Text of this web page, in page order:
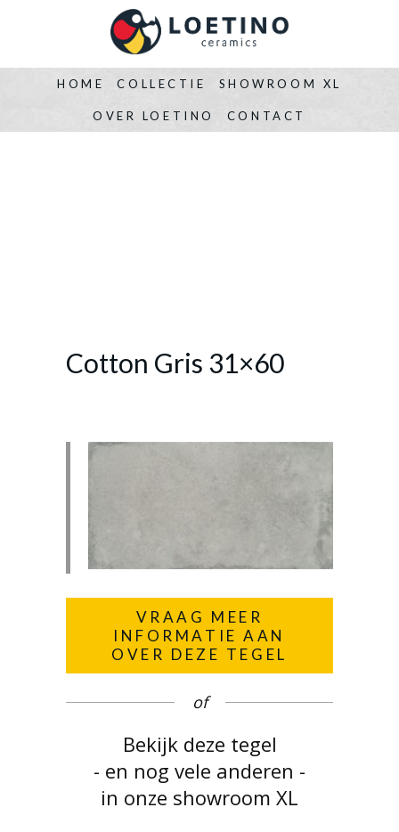
HOME COLLECTIE SHOWROOM XL
OVER LOETINO CONTACT
Cotton Gris 31×60
VRAAG MEER
INFORMATIE AAN
OVER DEZE TEGEL
of
Bekijk deze tegel
- en nog vele anderen -
in onze showroom XL